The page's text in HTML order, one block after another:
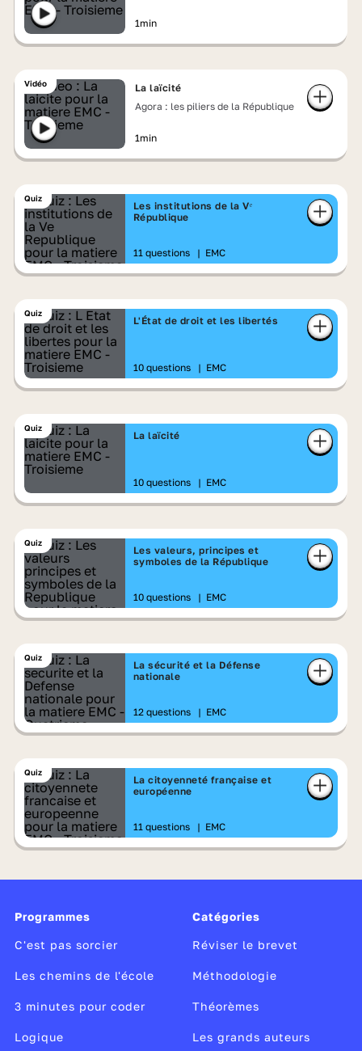
1min
Vidéo
La laïcité
Agora : les piliers de la République
1min
Quiz
Les institutions de la Vᵉ
République
11 questions | EMC
Quiz
L'État de droit et les libertés
10 questions | EMC
Quiz
La laïcité
10 questions | EMC
Quiz
Les valeurs, principes et
symboles de la République
10 questions | EMC
Quiz
La sécurité et la Défense
nationale
12 questions | EMC
Quiz
La citoyenneté française et
européenne
11 questions | EMC
Programmes
C'est pas sorcier
Les chemins de l'école
3 minutes pour coder
Logique
Catégories
Réviser le brevet
Méthodologie
Théorèmes
Les grands auteurs